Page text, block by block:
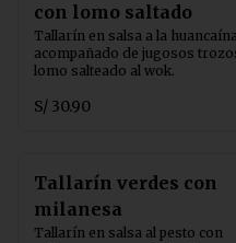
con lomo saltado
Tallarín en salsa a la
acompañado de jugosos
lomo salteado al wok.
S/ 30.90
Tallarín verdes con
milanesa
Tallarín en salsa al pesto con